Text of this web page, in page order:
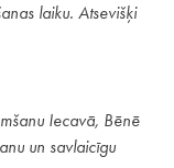
laiku. Atsevišķi
Iecavā, Bēnē
un savlaicīgu